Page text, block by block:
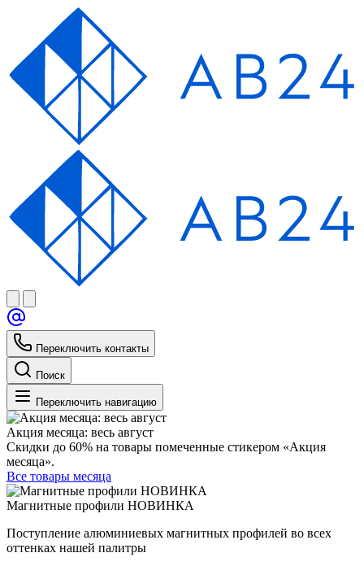
Переключить контакты
Поиск
Переключить навигацию
Акция месяца: весь август
Скидки до 60% на товары помеченные стикером «Акция
месяца».
Все товары месяца
Магнитные профили НОВИНКА
Поступление алюминиевых магнитных профилей во всех
оттенках нашей палитры